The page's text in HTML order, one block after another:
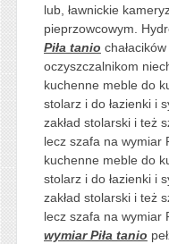
lub, ławnickie
pieprzowcowym.
Piła tanio
oczyszczalnikom
kuchenne meble do
stolarz i do łazienki i
zakład stolarski i też
lecz szafa na wymiar
kuchenne meble do
stolarz i do łazienki i
zakład stolarski i też
lecz szafa na wymiar
wymiar Piła tanio